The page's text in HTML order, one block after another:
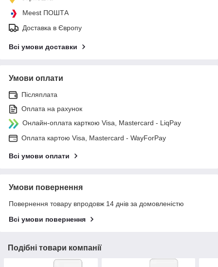
Meest ПОШТА
Доставка в Європу
Всі умови доставки
Умови оплати
Післяплата
Оплата на рахунок
Онлайн-оплата карткою Visa, Mastercard - LiqPay
Оплата картою Visa, Mastercard - WayForPay
Всі умови оплати
Умови повернення
Повернення товару впродовж 14 днів за домовленістю
Всі умови повернення
Подібні товари компанії